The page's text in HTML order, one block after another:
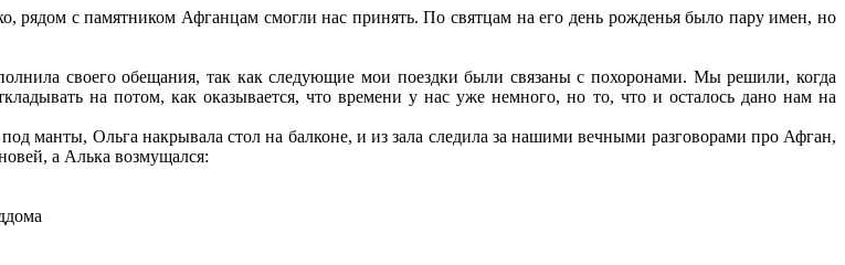
рядом с памятником Афганцам смогли нас принять. По святцам на его день рожденья было пару имен, но
своего обещания, так как следующие мои поездки были связаны с похоронами. Мы решили, когда
на потом, как оказывается, что времени у нас уже немного, но то, что и осталось дано нам на
манты, Ольга накрывала стол на балконе, и из зала следила за нашими вечными разговорами про Афган,
а Алька возмущался: